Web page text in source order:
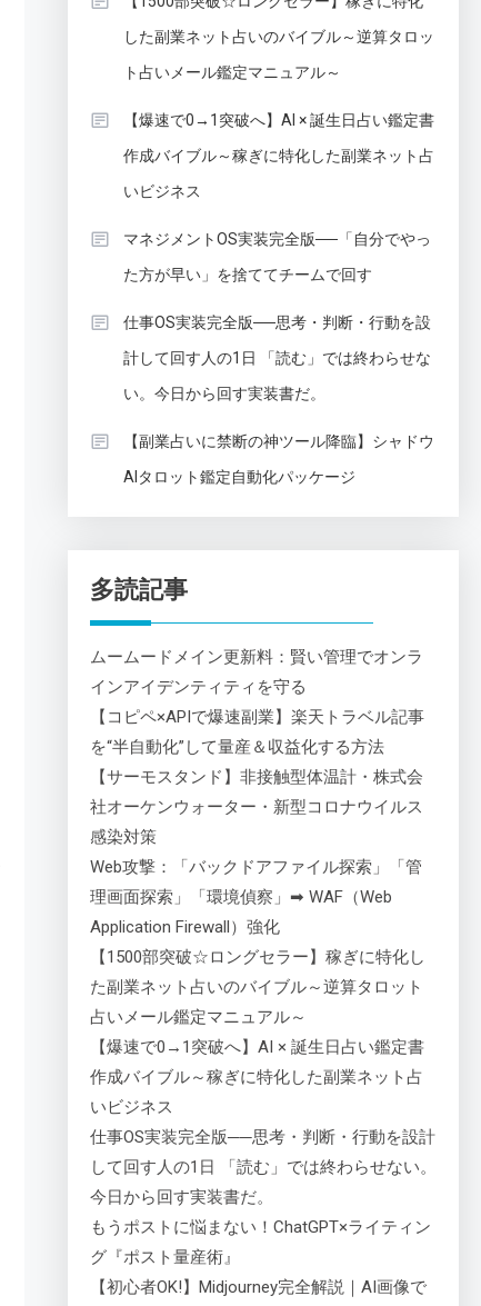
した副業ネット占いのバイブル～逆算タロッ
ト占いメール鑑定マニュアル～
【爆速で0→1突破へ】AI × 誕生日占い鑑定書
作成バイブル～稼ぎに特化した副業ネット占
いビジネス
マネジメントOS実装完全版──「自分でやっ
た方が早い」を捨ててチームで回す
仕事OS実装完全版──思考・判断・行動を設
計して回す人の1日 「読む」では終わらせな
い。今日から回す実装書だ。
【副業占いに禁断の神ツール降臨】シャドウ
AIタロット鑑定自動化パッケージ
多読記事
ムームードメイン更新料：賢い管理でオンラ
インアイデンティティを守る
【コピペ×APIで爆速副業】楽天トラベル記事
を“半自動化”して量産＆収益化する方法
【サーモスタンド】非接触型体温計・株式会
社オーケンウォーター・新型コロナウイルス
感染対策
Web攻撃：「バックドアファイル探索」「管
理画面探索」「環境偵察」➡ WAF（Web
Application Firewall）強化
【1500部突破☆ロングセラー】稼ぎに特化し
た副業ネット占いのバイブル～逆算タロット
占いメール鑑定マニュアル～
【爆速で0→1突破へ】AI × 誕生日占い鑑定書
作成バイブル～稼ぎに特化した副業ネット占
いビジネス
仕事OS実装完全版──思考・判断・行動を設計
して回す人の1日 「読む」では終わらせない。
今日から回す実装書だ。
もうポストに悩まない！ChatGPT×ライティン
グ『ポスト量産術』
【初心者OK!】Midjourney完全解説｜AI画像で